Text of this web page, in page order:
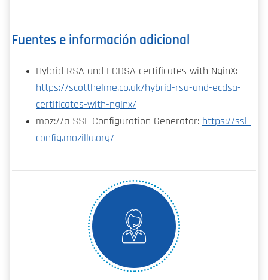
Fuentes e información adicional
Hybrid RSA and ECDSA certificates with NginX:
https://scotthelme.co.uk/hybrid-rsa-and-ecdsa-
certificates-with-nginx/
moz://a SSL Configuration Generator: https://ssl-
config.mozilla.org/